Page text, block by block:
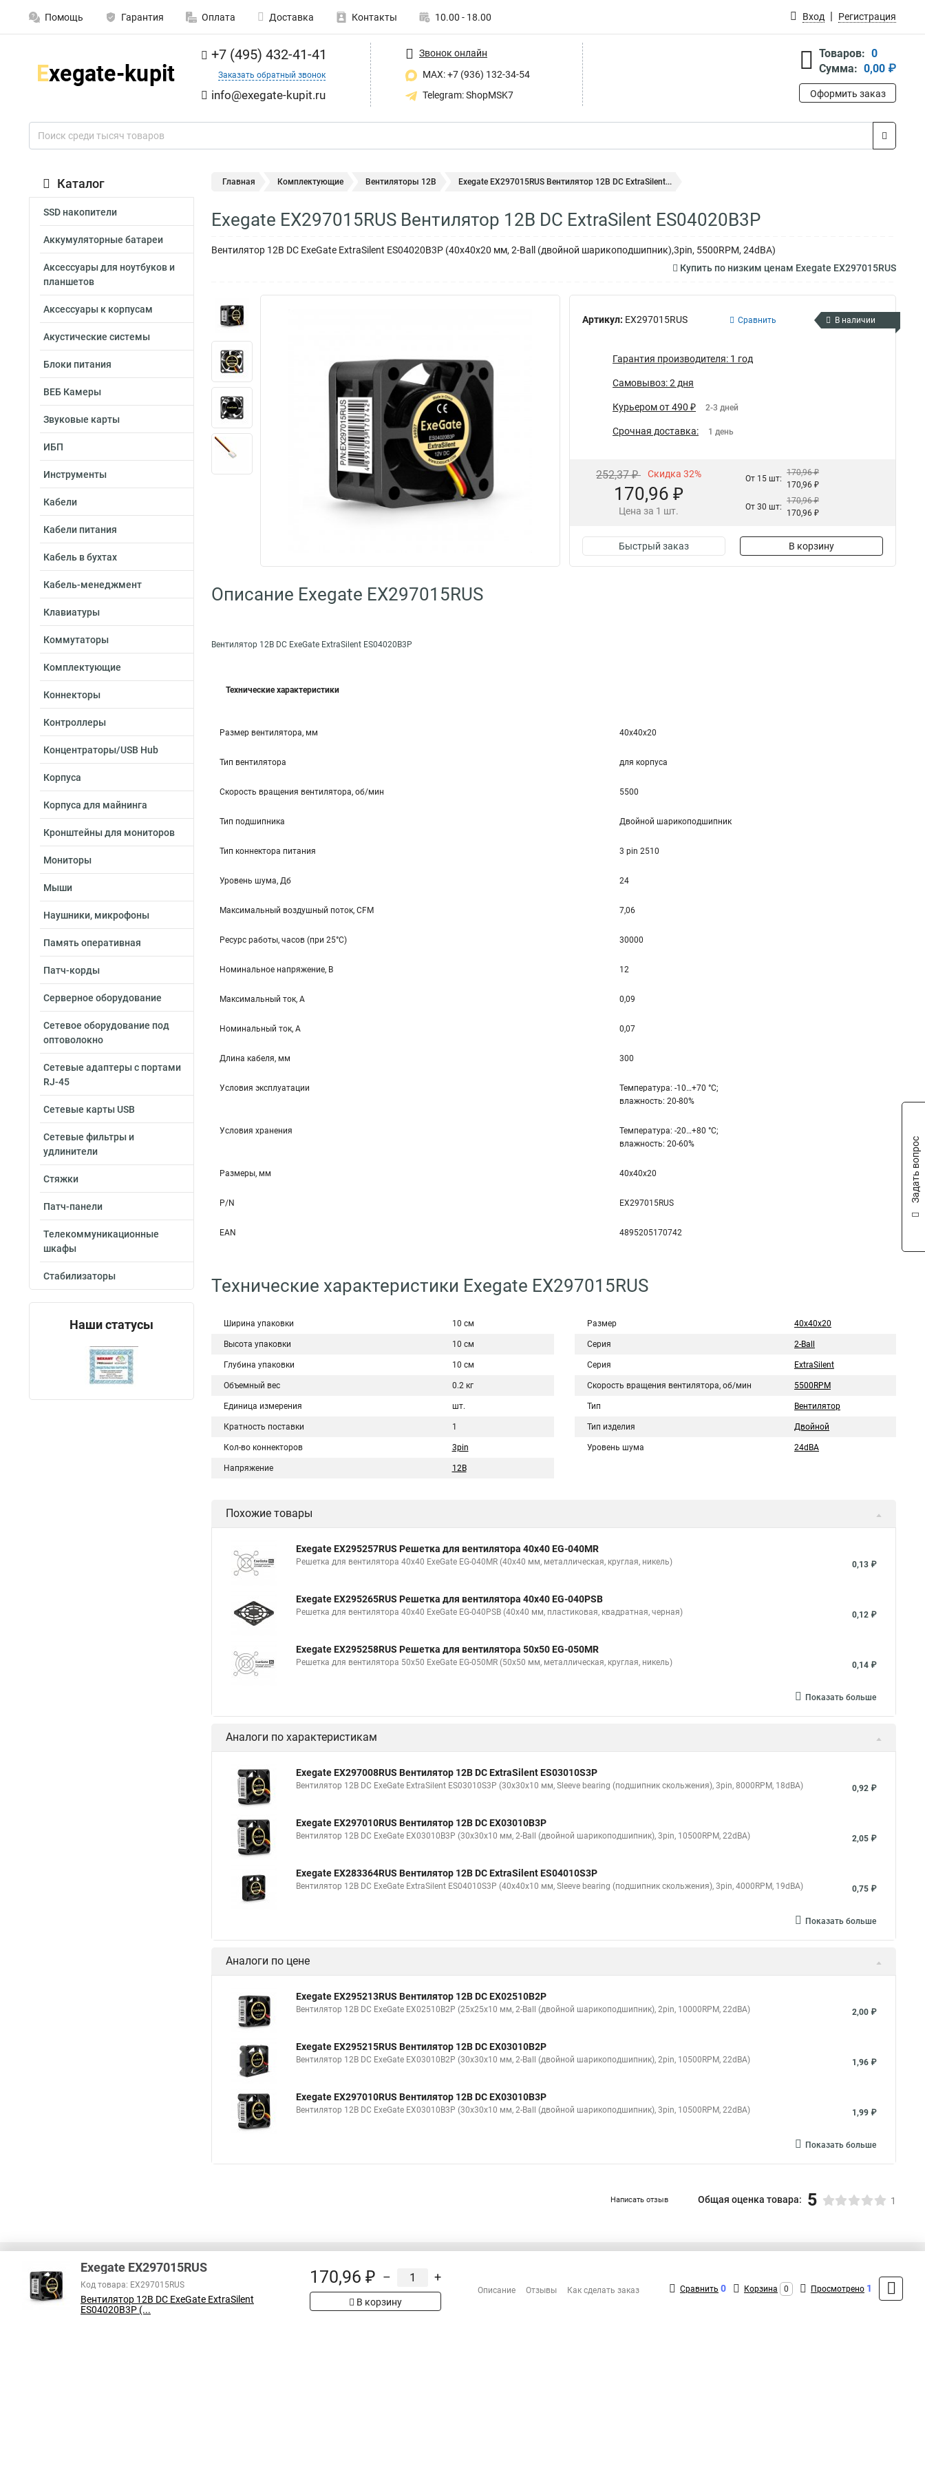
Помощь Гарантия Оплата Доставка Контакты 10.00 - 18.00 Вход Регистрация
+7 (495) 432-41-41
Заказать обратный звонок
info@exegate-kupit.ru
Звонок онлайн
MAX: +7 (936) 132-34-54
Telegram: ShopMSK7
Товаров: 0
Сумма: 0,00 ₽
Оформить заказ
Каталог
SSD накопители
Аккумуляторные батареи
Аксессуары для ноутбуков и
планшетов
Аксессуары к корпусам
Акустические системы
Блоки питания
ВЕБ Камеры
Звуковые карты
ИБП
Инструменты
Кабели
Кабели питания
Кабель в бухтах
Кабель-менеджмент
Клавиатуры
Коммутаторы
Комплектующие
Коннекторы
Контроллеры
Концентраторы/USB Hub
Корпуса
Корпуса для майнинга
Кронштейны для мониторов
Мониторы
Мыши
Наушники, микрофоны
Память оперативная
Патч-корды
Серверное оборудование
Сетевое оборудование под
оптоволокно
Сетевые адаптеры с портами
RJ-45
Сетевые карты USB
Сетевые фильтры и
удлинители
Стяжки
Патч-панели
Телекоммуникационные
шкафы
Стабилизаторы
Наши статусы
Главная Комплектующие Вентиляторы 12В Exegate EX297015RUS Вентилятор 12В DC ExtraSilent...
Exegate EX297015RUS Вентилятор 12В DC ExtraSilent ES04020B3P
Вентилятор 12В DC ExeGate ExtraSilent ES04020B3P (40x40x20 мм, 2-Ball (двойной шарикоподшипник),3pin, 5500RPM, 24dBA)
Купить по низким ценам Exegate EX297015RUS
Артикул: EX297015RUS Сравнить В наличии
Гарантия производителя: 1 год
Самовывоз: 2 дня
Курьером от 490 ₽ 2-3 дней
Срочная доставка: 1 день
252,37 ₽ Скидка 32%
170,96 ₽
Цена за 1 шт.
От 15 шт:
170,96 ₽
170,96 ₽
От 30 шт:
170,96 ₽
170,96 ₽
Быстрый заказ В корзину
Описание Exegate EX297015RUS
Вентилятор 12В DC ExeGate ExtraSilent ES04020B3P
Технические характеристики
Размер вентилятора, мм 40x40x20
Тип вентилятора для корпуса
Скорость вращения вентилятора, об/мин 5500
Тип подшипника Двойной шарикоподшипник
Тип коннектора питания 3 pin 2510
Уровень шума, Дб 24
Максимальный воздушный поток, CFM 7,06
Ресурс работы, часов (при 25°C) 30000
Номинальное напряжение, В 12
Максимальный ток, А 0,09
Номинальный ток, А 0,07
Длина кабеля, мм 300
Условия эксплуатации
Температура: -10…+70 °С;
влажность: 20-80%
Условия хранения
Температура: -20…+80 °С;
влажность: 20-60%
Размеры, мм 40x40x20
P/N EX297015RUS
EAN 4895205170742
Технические характеристики Exegate EX297015RUS
Ширина упаковки 10 см
Высота упаковки 10 см
Глубина упаковки 10 см
Объемный вес 0.2 кг
Единица измерения шт.
Кратность поставки 1
Кол-во коннекторов 3pin
Напряжение 12В
Размер 40x40x20
Серия 2-Ball
Серия ExtraSilent
Скорость вращения вентилятора, об/мин 5500RPM
Тип Вентилятор
Тип изделия Двойной
Уровень шума 24dBA
Похожие товары
Exegate EX295257RUS Решетка для вентилятора 40x40 EG-040MR
Решетка для вентилятора 40x40 ExeGate EG-040MR (40x40 мм, металлическая, круглая, никель) 0,13 ₽
Exegate EX295265RUS Решетка для вентилятора 40x40 EG-040PSB
Решетка для вентилятора 40x40 ExeGate EG-040PSB (40x40 мм, пластиковая, квадратная, черная) 0,12 ₽
Exegate EX295258RUS Решетка для вентилятора 50х50 EG-050MR
Решетка для вентилятора 50х50 ExeGate EG-050MR (50x50 мм, металлическая, круглая, никель) 0,14 ₽
Показать больше
Аналоги по характеристикам
Exegate EX297008RUS Вентилятор 12В DC ExtraSilent ES03010S3P
Вентилятор 12В DC ExeGate ExtraSilent ES03010S3P (30x30x10 мм, Sleeve bearing (подшипник скольжения), 3pin, 8000RPM, 18dBA) 0,92 ₽
Exegate EX297010RUS Вентилятор 12В DC EX03010B3P
Вентилятор 12В DC ExeGate EX03010B3P (30x30x10 мм, 2-Ball (двойной шарикоподшипник), 3pin, 10500RPM, 22dBA) 2,05 ₽
Exegate EX283364RUS Вентилятор 12В DC ExtraSilent ES04010S3P
Вентилятор 12В DC ExeGate ExtraSilent ES04010S3P (40x40x10 мм, Sleeve bearing (подшипник скольжения), 3pin, 4000RPM, 19dBA) 0,75 ₽
Показать больше
Аналоги по цене
Exegate EX295213RUS Вентилятор 12В DC EX02510B2P
Вентилятор 12В DC ExeGate EX02510B2P (25x25x10 мм, 2-Ball (двойной шарикоподшипник), 2pin, 10000RPM, 22dBA) 2,00 ₽
Exegate EX295215RUS Вентилятор 12В DC EX03010B2P
Вентилятор 12В DC ExeGate EX03010B2P (30x30x10 мм, 2-Ball (двойной шарикоподшипник), 2pin, 10500RPM, 22dBA) 1,96 ₽
Exegate EX297010RUS Вентилятор 12В DC EX03010B3P
Вентилятор 12В DC ExeGate EX03010B3P (30x30x10 мм, 2-Ball (двойной шарикоподшипник), 3pin, 10500RPM, 22dBA) 1,99 ₽
Показать больше
Написать отзыв Общая оценка товара: 5 1
В соответствии с пунктом 2 статьи 437 ГК РФ, вся информация о товарах на сайте имеет
справочный характер и не является публичной офертой. При покупке проверяйте товар
Сотрудничество
+7 (495) 432-41-41
MAX: +7 (936) 132-34-54
Exegate EX297015RUS
Код товара: EX297015RUS
Вентилятор 12В DC ExeGate ExtraSilent
ES04020B3P (...
170,96 ₽ – +
В корзину
Описание Отзывы Как сделать заказ Сравнить 0 Корзина 0 Просмотрено 1
Задать вопрос